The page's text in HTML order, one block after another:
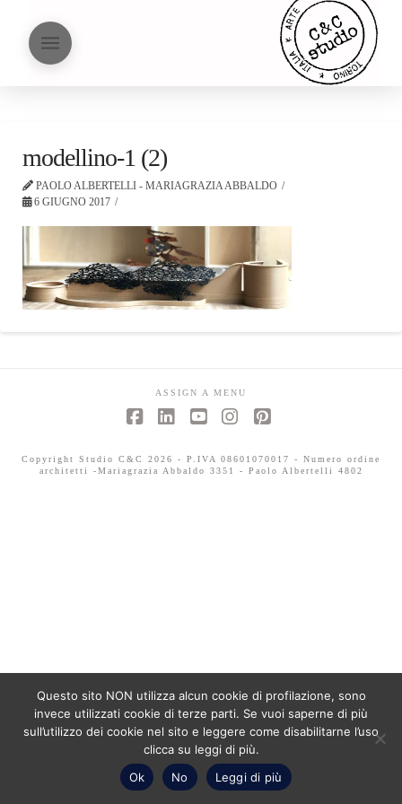
modellino-1 (2)
PAOLO ALBERTELLI - MARIAGRAZIA ABBALDO
6 GIUGNO 2017
ASSIGN A MENU
Copyright Studio C&C 2026 - P.IVA 08601070017 - Numero ordine
architetti -Mariagrazia Abbaldo 3351 - Paolo Albertelli 4802
Questo sito NON utilizza alcun cookie di profilazione, sono
invece utilizzati cookie di terze parti. Se vuoi saperne di più
sull’utilizzo dei cookie nel sito e leggere come disabilitarne l’uso
clicca su leggi di più.
Ok
No Leggi di più